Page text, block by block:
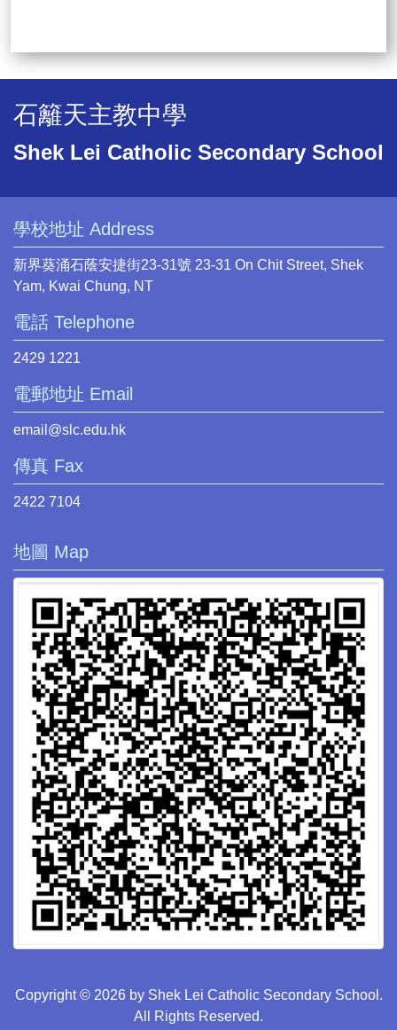
石籬天主教中學
Shek Lei Catholic Secondary School
學校地址 Address
新界葵涌石蔭安捷街23-31號 23-31 On Chit Street, Shek
Yam, Kwai Chung, NT
電話 Telephone
2429 1221
電郵地址 Email
email@slc.edu.hk
傳真 Fax
2422 7104
地圖 Map
Copyright © 2026 by Shek Lei Catholic Secondary School.
All Rights Reserved.